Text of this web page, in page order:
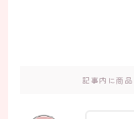
記事内に商